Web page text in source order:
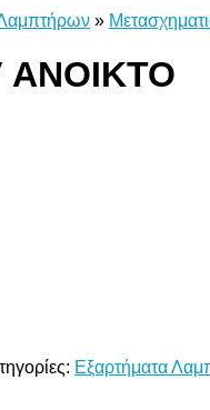
»
ΑΝΟΙΚΤΟ
Εξαρτήματα